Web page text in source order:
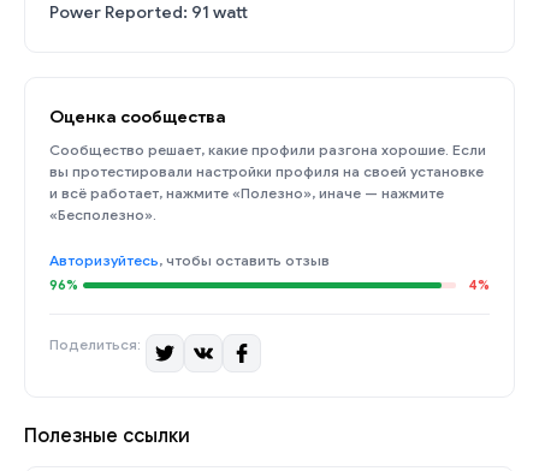
Power Reported: 91 watt
Оценка сообщества
Сообщество решает, какие профили разгона хорошие. Если
вы протестировали настройки профиля на своей установке
и всё работает, нажмите «Полезно», иначе — нажмите
«Бесполезно».
Авторизуйтесь, чтобы оставить отзыв
96% 4%
Поделиться:
Полезные ссылки